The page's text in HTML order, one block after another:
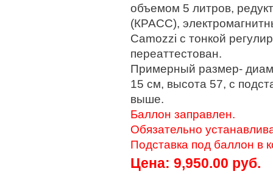
объемом 5 литров,
(КРАСС),
Camozzi с тонкой
переаттестован.
Примерный размер-
15 см, высота 57, с
выше.
Баллон заправлен.
Обязательно
Подставка под баллон в
Цена: 9,950.00 руб.